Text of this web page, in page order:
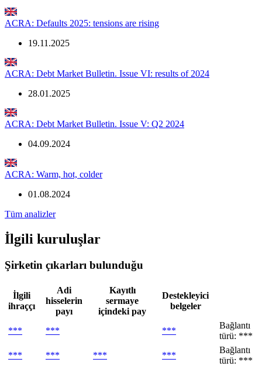
ACRA: Defaults 2025: tensions are rising
19.11.2025
ACRA: Debt Market Bulletin. Issue VI: results of 2024
28.01.2025
ACRA: Debt Market Bulletin. Issue V: Q2 2024
04.09.2024
ACRA: Warm, hot, colder
01.08.2024
Tüm analizler
İlgili kuruluşlar
Şirketin çıkarları bulunduğu
İlgili
ihraççı
Adi
hisselerin
payı
Kayıtlı
sermaye
içindeki pay
Destekleyici
belgeler
*** *** ***
Bağlantı
türü: ***
***
*** *** ***
Bağlantı
türü: ***